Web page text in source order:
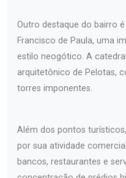
Outro destaque do bairro
Francisco de Paula, uma
estilo neogótico. A
arquitetônico de Pelotas,
torres imponentes.
Além dos pontos
por sua atividade
bancos, restaurantes e